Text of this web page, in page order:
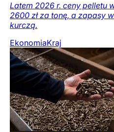
Latem 2026 r. ceny pelletu
2600 zł za tonę, a zapasy
kurczą.
EkonomiaKraj